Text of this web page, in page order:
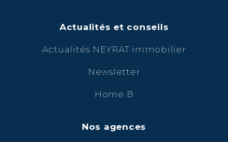
Actualités et conseils
Actualités NEYRAT immobilier
Newsletter
Home B
Nos agences